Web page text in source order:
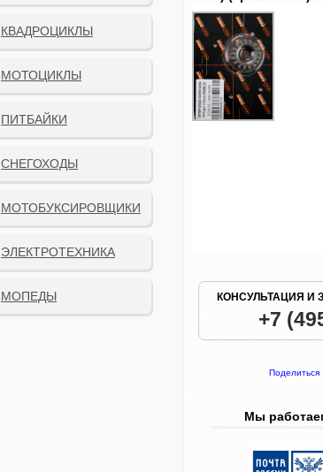
КВАДРОЦИКЛЫ
МОТОЦИКЛЫ
ПИТБАЙКИ
СНЕГОХОДЫ
МОТОБУКСИРОВЩИКИ
ЭЛЕКТРОТЕХНИКА
МОПЕДЫ КОНСУЛЬТАЦИЯ И
+7
Поделиться
Мы